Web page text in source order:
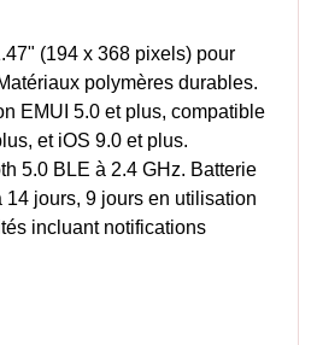
(194 x 368 pixels) pour
polymères durables.
EMUI 5.0 et plus, compatible
et iOS 9.0 et plus.
5.0 BLE à 2.4 GHz. Batterie
14 jours, 9 jours en utilisation
incluant notifications